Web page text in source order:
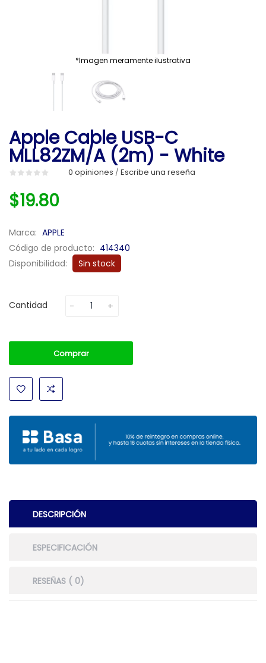
*Imagen meramente ilustrativa
Apple Cable USB-C
MLL82ZM/A (2m) - White
0 opiniones / Escribe una reseña
$19.80
Marca: APPLE
Código de producto: 414340
Disponibilidad:
Sin stock
Cantidad
Comprar
DESCRIPCIÓN
ESPECIFICACIÓN
RESEÑAS ( 0)